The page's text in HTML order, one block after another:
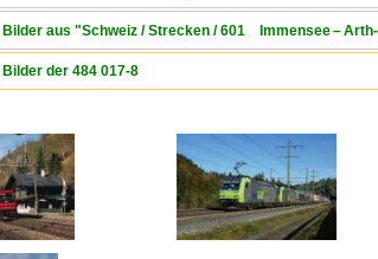
Bilder aus "Schweiz / Strecken / 601 Immensee –
der 484 017-8